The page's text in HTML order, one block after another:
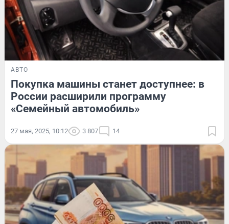
АВТО
Покупка машины станет доступнее: в
России расширили программу
«Семейный автомобиль»
27 мая, 2025, 10:12 3 807 14